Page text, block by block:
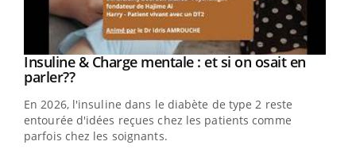
Youtube
Insuline & Charge mentale : et si on osait en
parler??Youtube
En 2026, l'insuline dans le diabète de type 2 reste
entourée d'idées reçues chez les patients comme
parfois chez les soignants.